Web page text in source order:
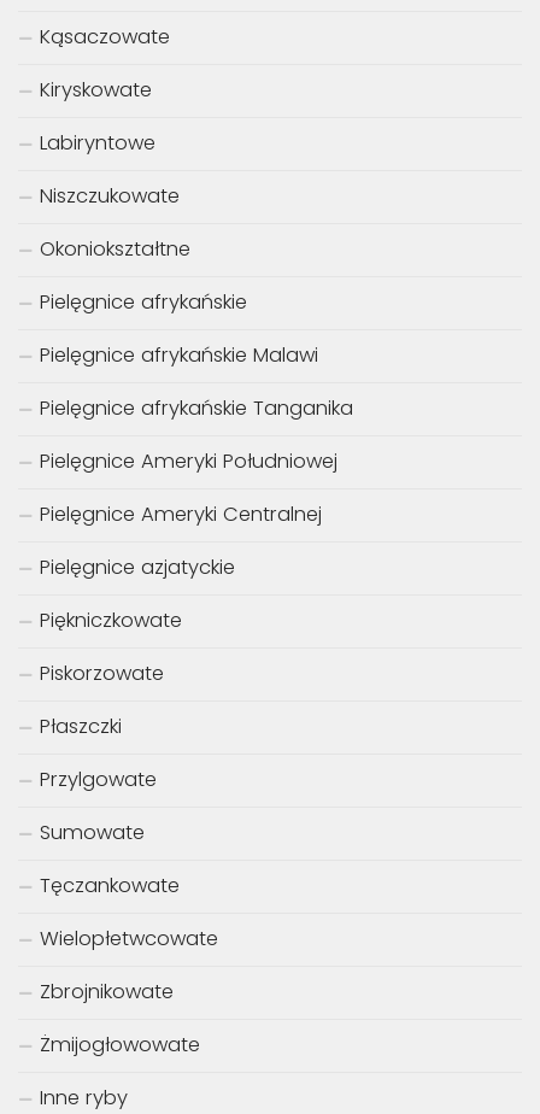
Kąsaczowate
Kiryskowate
Labiryntowe
Niszczukowate
Okoniokształtne
Pielęgnice afrykańskie
Pielęgnice afrykańskie Malawi
Pielęgnice afrykańskie Tanganika
Pielęgnice Ameryki Południowej
Pielęgnice Ameryki Centralnej
Pielęgnice azjatyckie
Piękniczkowate
Piskorzowate
Płaszczki
Przylgowate
Sumowate
Tęczankowate
Wielopłetwcowate
Zbrojnikowate
Żmijogłowowate
Inne ryby